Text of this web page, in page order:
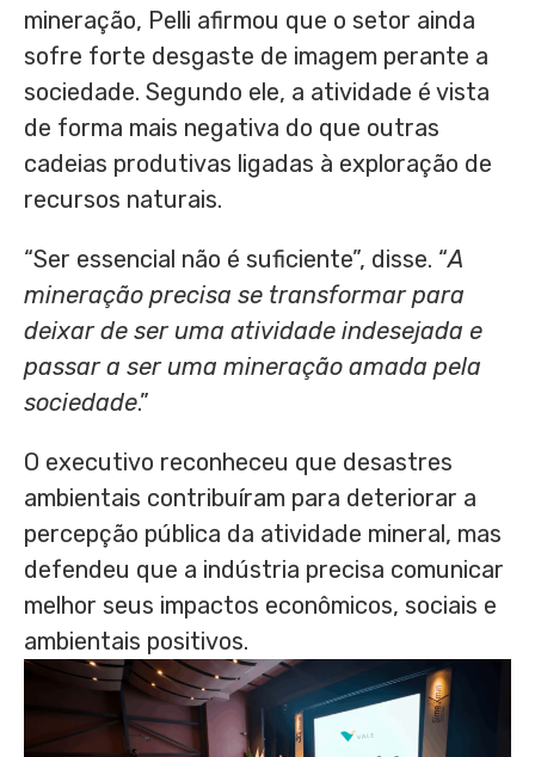
mineração, Pelli afirmou que o setor ainda
sofre forte desgaste de imagem perante a
sociedade. Segundo ele, a atividade é vista
de forma mais negativa do que outras
cadeias produtivas ligadas à exploração de
recursos naturais.
“Ser essencial não é suficiente”, disse. “A
mineração precisa se transformar para
deixar de ser uma atividade indesejada e
passar a ser uma mineração amada pela
sociedade.”
O executivo reconheceu que desastres
ambientais contribuíram para deteriorar a
percepção pública da atividade mineral, mas
defendeu que a indústria precisa comunicar
melhor seus impactos econômicos, sociais e
ambientais positivos.